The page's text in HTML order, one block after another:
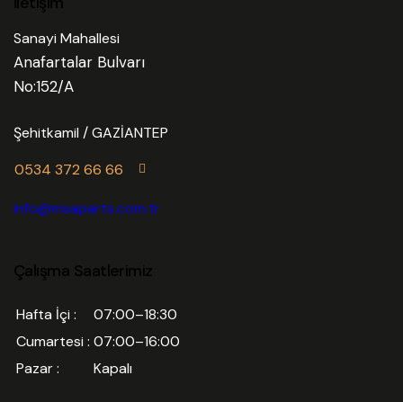
Sanayi Mahallesi
Anafartalar Bulvarı
No:152/A
Şehitkamil / GAZİANTEP
0534 372 66 66
info@msaparts.com.tr
Çalışma Saatlerimiz
Hafta İçi :
07:00–18:30
Cumartesi : 07:00–16:00
Pazar :
Kapalı